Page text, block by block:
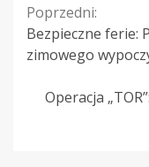
Continue
Reading
Poprzedni:
Bezpieczne ferie:
zimowego
Operacja